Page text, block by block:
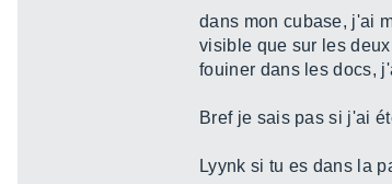
dans mon cubase, j'ai
visible que sur les
fouiner dans les docs,
Bref je sais pas si j'ai
Lyynk si tu es dans la